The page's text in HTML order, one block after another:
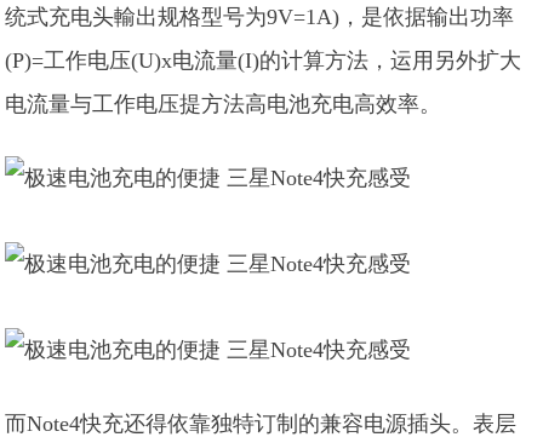
统式充电头輸出规格型号为9V=1A)，是依据输出功率
(P)=工作电压(U)x电流量(I)的计算方法，运用另外扩大
电流量与工作电压提方法高电池充电高效率。
而Note4快充还得依靠独特订制的兼容电源插头。表层